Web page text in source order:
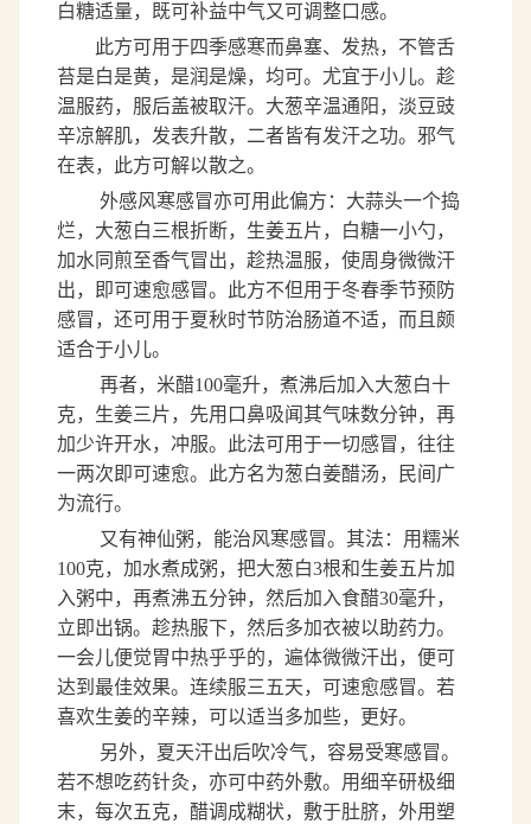
白糖适量，既可补益中气又可调整口感。
此方可用于四季感寒而鼻塞、发热，不管舌
苔是白是黄，是润是燥，均可。尤宜于小儿。趁
温服药，服后盖被取汗。大葱辛温通阳，淡豆豉
辛凉解肌，发表升散，二者皆有发汗之功。邪气
在表，此方可解以散之。
外感风寒感冒亦可用此偏方：大蒜头一个捣
烂，大葱白三根折断，生姜五片，白糖一小勺，
加水同煎至香气冒出，趁热温服，使周身微微汗
出，即可速愈感冒。此方不但用于冬春季节预防
感冒，还可用于夏秋时节防治肠道不适，而且颇
适合于小儿。
再者，米醋100毫升，煮沸后加入大葱白十
克，生姜三片，先用口鼻吸闻其气味数分钟，再
加少许开水，冲服。此法可用于一切感冒，往往
一两次即可速愈。此方名为葱白姜醋汤，民间广
为流行。
又有神仙粥，能治风寒感冒。其法：用糯米
100克，加水煮成粥，把大葱白3根和生姜五片加
入粥中，再煮沸五分钟，然后加入食醋30毫升，
立即出锅。趁热服下，然后多加衣被以助药力。
一会儿便觉胃中热乎乎的，遍体微微汗出，便可
达到最佳效果。连续服三五天，可速愈感冒。若
喜欢生姜的辛辣，可以适当多加些，更好。
另外，夏天汗出后吹冷气，容易受寒感冒。
若不想吃药针灸，亦可中药外敷。用细辛研极细
末，每次五克，醋调成糊状，敷于肚脐，外用塑